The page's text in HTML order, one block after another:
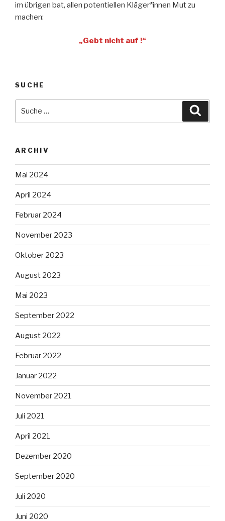
im übrigen bat, allen potentiellen Kläger*innen Mut zu
machen:
„Gebt nicht auf !“
SUCHE
ARCHIV
Mai 2024
April 2024
Februar 2024
November 2023
Oktober 2023
August 2023
Mai 2023
September 2022
August 2022
Februar 2022
Januar 2022
November 2021
Juli 2021
April 2021
Dezember 2020
September 2020
Juli 2020
Juni 2020